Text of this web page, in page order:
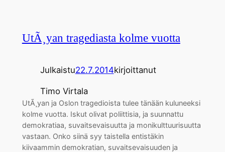
UtÃ¸yan tragediasta kolme vuotta
Julkaistu22.7.2014kirjoittanut
Timo Virtala
UtÃ¸yan ja Oslon tragedioista tulee tänään kuluneeksi
kolme vuotta. Iskut olivat poliittisia, ja suunnattu
demokratiaa, suvaitsevaisuutta ja monikulttuurisuutta
vastaan. Onko siinä syy taistella entistäkin
kiivaammin demokratian, suvaitsevaisuuden ja